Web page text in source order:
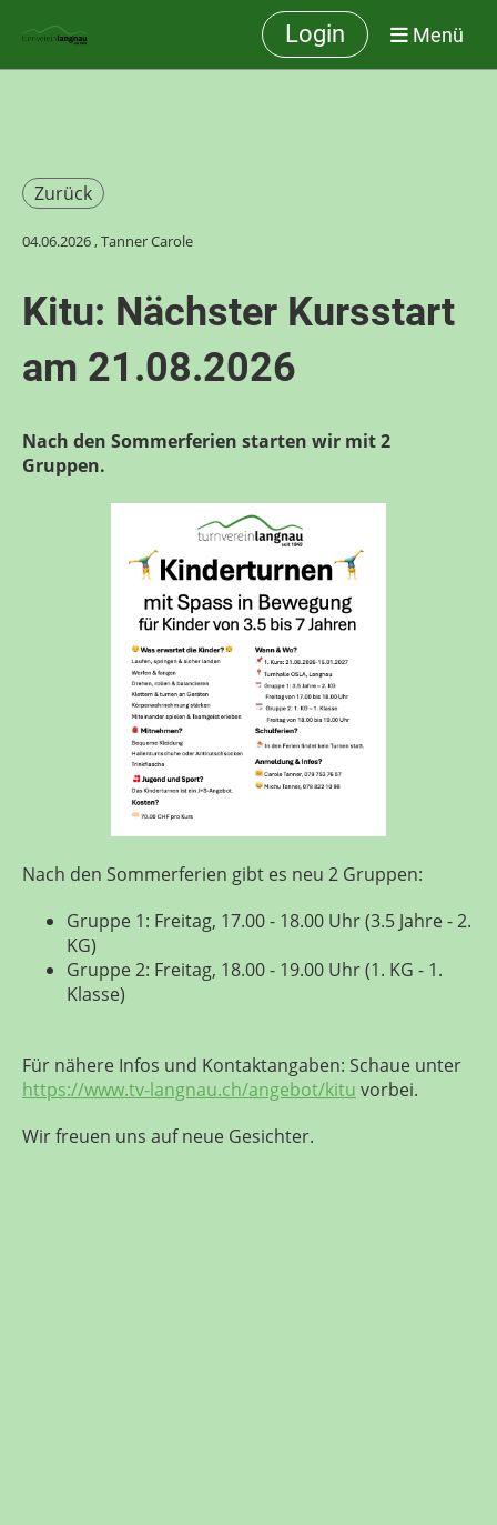
Login Menü
Zurück
04.06.2026, Tanner Carole
Kitu: Nächster Kursstart
am 21.08.2026
Nach den Sommerferien starten wir mit 2
Gruppen.
Nach den Sommerferien gibt es neu 2 Gruppen:
Gruppe 1: Freitag, 17.00 - 18.00 Uhr (3.5 Jahre - 2.
KG)
Gruppe 2: Freitag, 18.00 - 19.00 Uhr (1. KG - 1.
Klasse)
Für nähere Infos und Kontaktangaben: Schaue unter
https://www.tv-langnau.ch/angebot/kitu vorbei.
Wir freuen uns auf neue Gesichter.